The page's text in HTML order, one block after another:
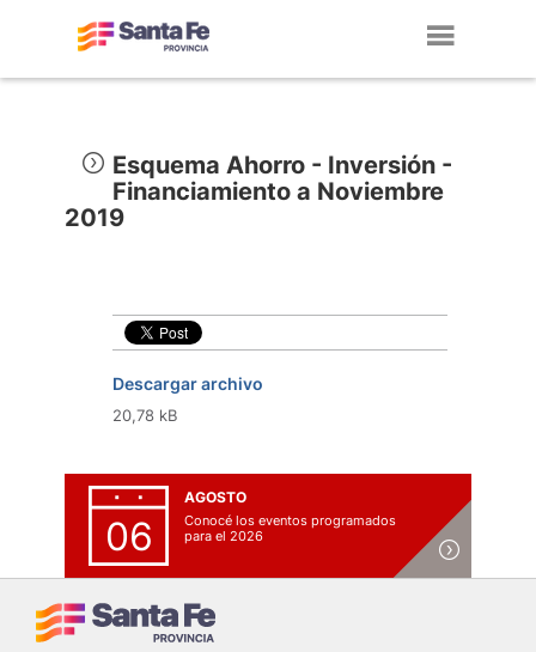
Esquema Ahorro - Inversión -
Financiamiento a Noviembre
2019
Descargar archivo
20,78 kB
06
AGOSTO
Conocé los eventos programados
para el 2026